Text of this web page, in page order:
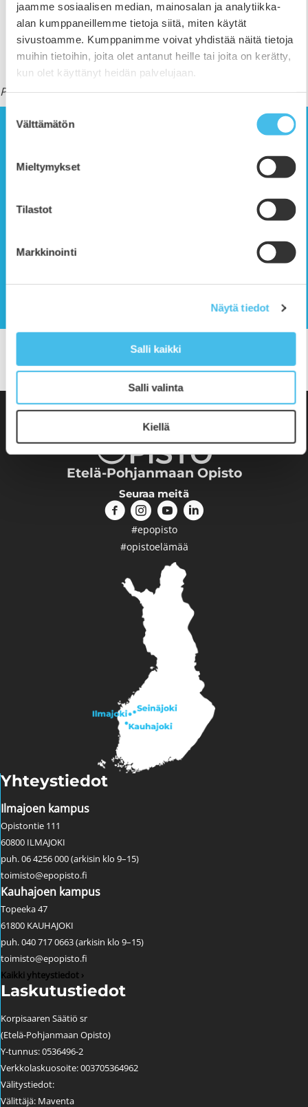
jaamme sosiaalisen median, mainosalan ja analytiikka-
alan kumppaneillemme tietoja siitä, miten käytät
sivustoamme. Kumppanimme voivat yhdistää näitä tietoja
muihin tietoihin, joita olet antanut heille tai joita on kerätty,
kun olet käyttänyt heidän palvelujaan.
Suostumuksen
valinta
Välttämätön
Mieltymykset
Tilastot
Markkinointi
Näytä tiedot
Salli kaikki
Salli valinta
Kiellä
Pidätämme oikeuden muutoksiin.
puh.
mari.ahokas@epopisto.fi
puh.06 425 6000
toimisto@epopisto.fi
Jaa sivu
𝕏
Etelä-Pohjanmaan Opisto
Seuraa meitä
#epopisto
#opistoelämää
Yhteystiedot
Ilmajoen kampus
Opistontie 111
60800 ILMAJOKI
puh. 06 4256 000 (arkisin klo 9–15)
toimisto@epopisto.fi
Kauhajoen kampus
Topeeka 47
61800 KAUHAJOKI
puh. 040 717 0663 (arkisin klo 9–15)
toimisto@epopisto.fi
Kaikki yhteystiedot ›
Laskutustiedot
Korpisaaren Säätiö sr
(Etelä-Pohjanmaan Opisto)
Y-tunnus: 0536496-2
Verkkolaskuosoite: 003705364962
Välitystiedot:
Välittäjä: Maventa